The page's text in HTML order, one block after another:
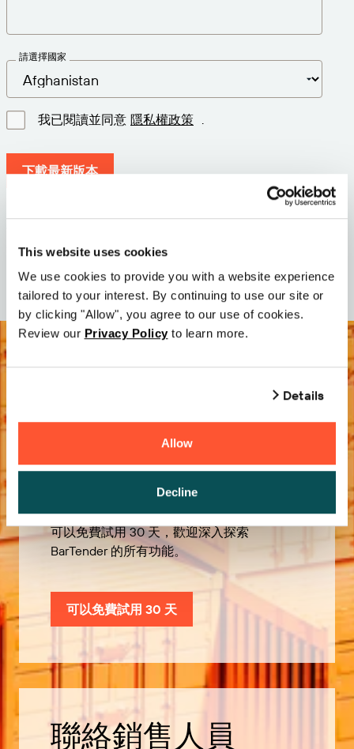
This website uses cookies
We use cookies to provide you with a website experience
tailored to your interest. By continuing to use our site or
by clicking "Allow", you agree to our use of cookies.
Review our Privacy Policy to learn more.
Details
Allow
Decline
請選擇國家
我已閱讀並同意 隱私權政策
下載最新版本
版本: 12.3
日期: 2026-05-05
歡迎免費試用
可以免費試用 30 天，歡迎深入探索
BarTender 的所有功能。
可以免費試用 30 天
聯絡銷售人員